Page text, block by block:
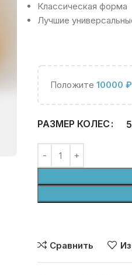
Классическая форма
Лучшие
Положите 10000 ₽
РАЗМЕР КОЛЕС
Сравнить